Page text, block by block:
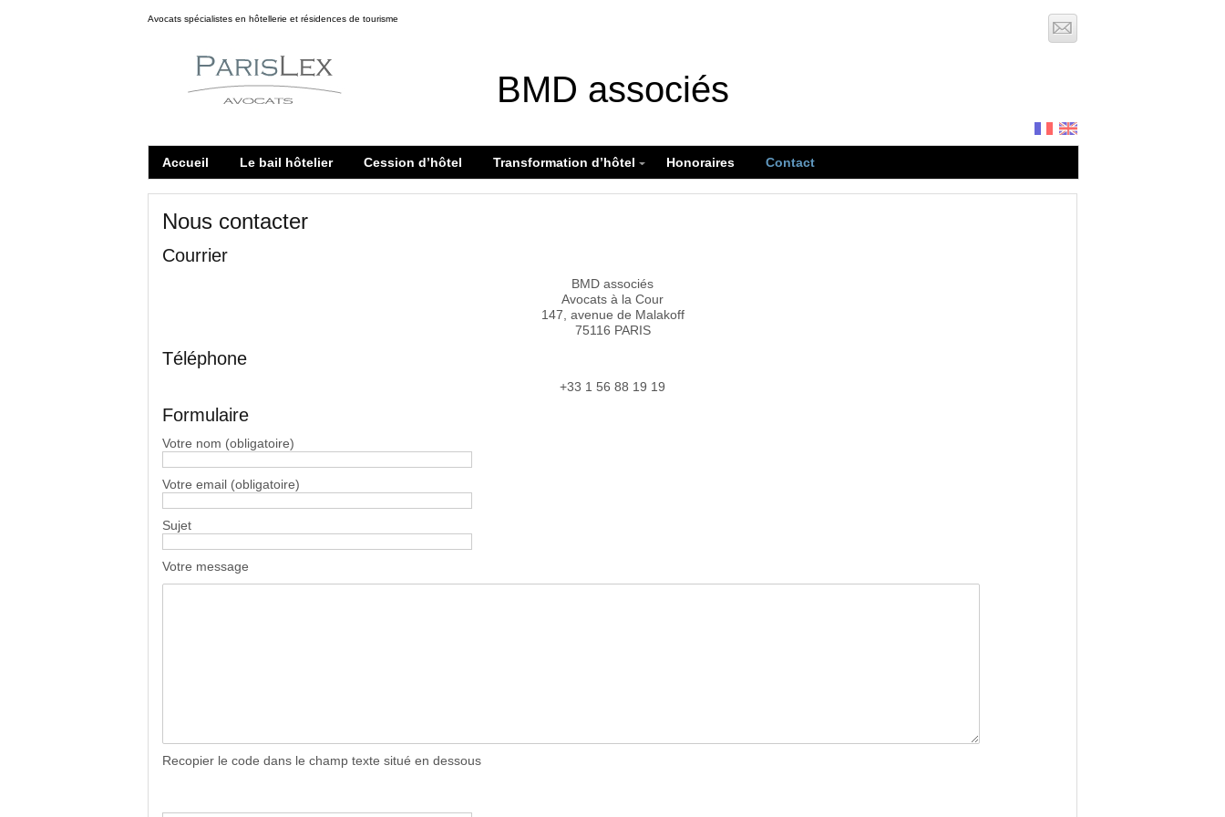
Avocats spécialistes en hôtellerie et résidences de tourisme
BMD associés
Accueil Le bail hôtelier Cession d’hôtel Transformation d’hôtel Honoraires Contact
Nous contacter
Courrier
BMD associés
Avocats à la Cour
147, avenue de Malakoff
75116 PARIS
Téléphone
+33 1 56 88 19 19
Formulaire
Votre nom (obligatoire)
Votre email (obligatoire)
Sujet
Votre message
Recopier le code dans le champ texte situé en dessous